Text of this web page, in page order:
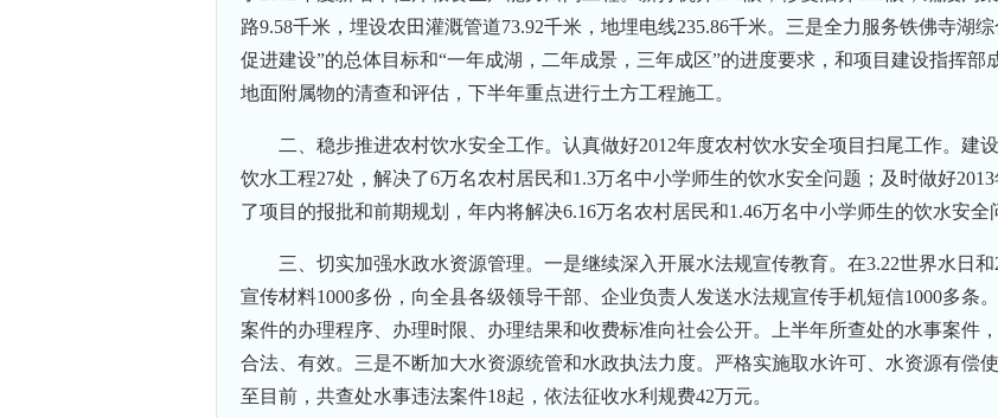
路9.58千米，埋设农田灌溉管道73.92千米，地埋电线235.86千米。三是全力服务铁佛寺湖
促进建设”的总体目标和“一年成湖，二年成景，三年成区”的进度要求，和项目建设指挥
地面附属物的清查和评估，下半年重点进行土方工程施工。
二、稳步推进农村饮水安全工作。认真做好2012年度农村饮水安全项目扫尾工作。建
饮水工程27处，解决了6万名农村居民和1.3万名中小学师生的饮水安全问题；及时做好
了项目的报批和前期规划，年内将解决6.16万名农村居民和1.46万名中小学师生的饮水安全
三、切实加强水政水资源管理。一是继续深入开展水法规宣传教育。在3.22世界水日
宣传材料1000多份，向全县各级领导干部、企业负责人发送水法规宣传手机短信1000多条
案件的办理程序、办理时限、办理结果和收费标准向社会公开。上半年所查处的水事案件
合法、有效。三是不断加大水资源统管和水政执法力度。严格实施取水许可、水资源有偿
至目前，共查处水事违法案件18起，依法征收水利规费42万元。